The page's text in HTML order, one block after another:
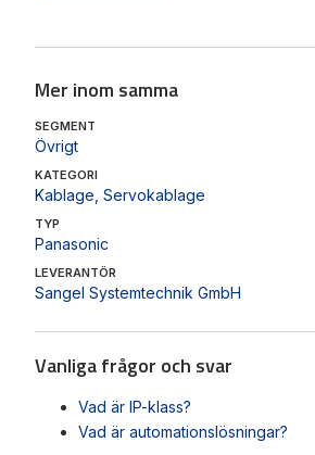
Mer inom samma
SEGMENT
Övrigt
KATEGORI
Kablage Servokablage
TYP
Panasonic
LEVERANTÖR
Sangel Systemtechnik GmbH
Vanliga frågor och svar
Vad är IP-klass?
Vad är automationslösningar?